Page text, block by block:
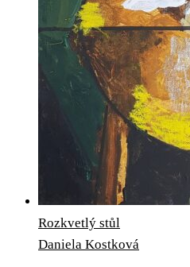
Rozkvetlý stůl
Daniela Kostková